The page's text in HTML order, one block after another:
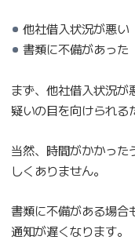
他社借入状況が悪い
書類に不備があった
まず、他社借入状況が
疑いの目を向けられる
当然、時間がかかった
しくありません。
書類に不備がある場合
通知が遅くなります。